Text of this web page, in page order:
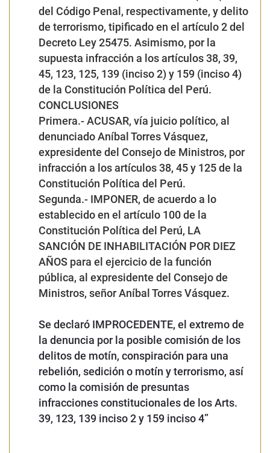
del Código Penal, respectivamente, y delito
de terrorismo, tipificado en el artículo 2 del
Decreto Ley 25475. Asimismo, por la
supuesta infracción a los artículos 38, 39,
45, 123, 125, 139 (inciso 2) y 159 (inciso 4)
de la Constitución Política del Perú.
CONCLUSIONES
Primera.- ACUSAR, vía juicio político, al
denunciado Aníbal Torres Vásquez,
expresidente del Consejo de Ministros, por
infracción a los artículos 38, 45 y 125 de la
Constitución Política del Perú.
Segunda.- IMPONER, de acuerdo a lo
establecido en el artículo 100 de la
Constitución Política del Perú, LA
SANCIÓN DE INHABILITACIÓN POR DIEZ
AÑOS para el ejercicio de la función
pública, al expresidente del Consejo de
Ministros, señor Aníbal Torres Vásquez.
Se declaró IMPROCEDENTE, el extremo de
la denuncia por la posible comisión de los
delitos de motín, conspiración para una
rebelión, sedición o motín y terrorismo, así
como la comisión de presuntas
infracciones constitucionales de los Arts.
39, 123, 139 inciso 2 y 159 inciso 4”